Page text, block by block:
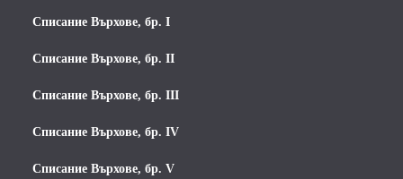
Списание Върхове, бр. I
Списание Върхове, бр. II
Списание Върхове, бр. III
Списание Върхове, бр. IV
Списание Върхове, бр. V